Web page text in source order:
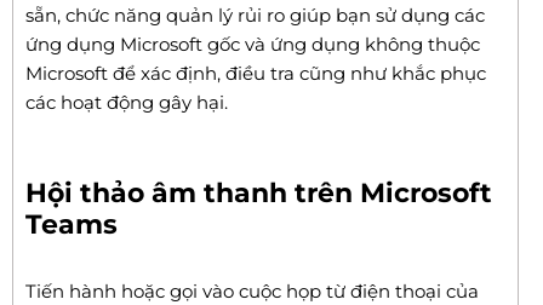
sẵn, chức năng quản lý rủi ro giúp bạn sử dụng các
ứng dụng Microsoft gốc và ứng dụng không thuộc
Microsoft để xác định, điều tra cũng như khắc phục
các hoạt động gây hại.
Hội thảo âm thanh trên Microsoft
Teams
Tiến hành hoặc gọi vào cuộc họp từ điện thoại của